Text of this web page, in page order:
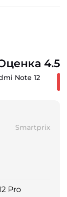
4.5
Note 12
Smartprix
Pro